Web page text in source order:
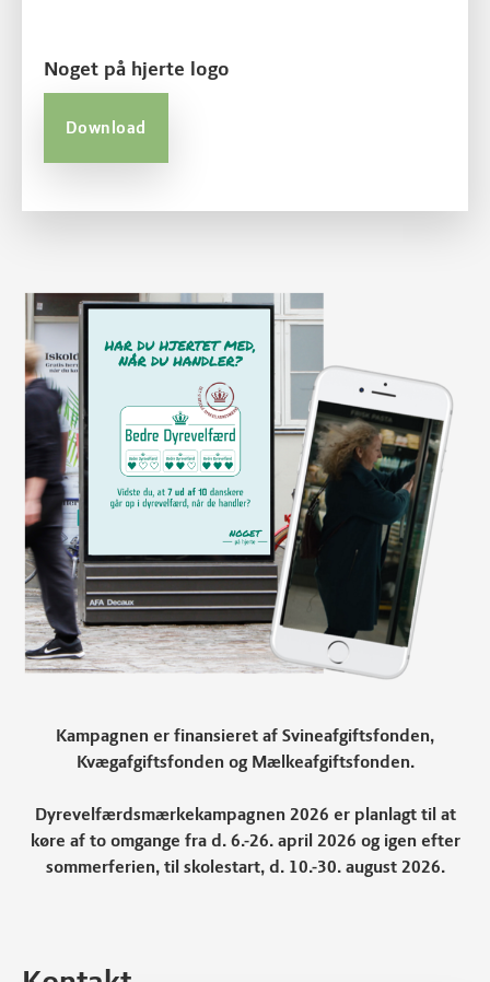
Noget på hjerte logo
Download
Kampagnen er finansieret af Svineafgiftsfonden,
Kvægafgiftsfonden og Mælkeafgiftsfonden.
Dyrevelfærdsmærkekampagnen 2026 er planlagt til at
køre af to omgange fra d. 6.-26. april 2026 og igen efter
sommerferien, til skolestart, d. 10.-30. august 2026.